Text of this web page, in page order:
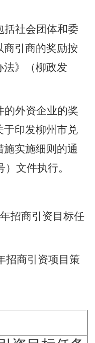
括社会团体和委
引商的奖励按
法》（柳政发
的外资企业的奖
于印发柳州市兑
实施细则的通
）文件执行。
年招商引资目标任
招商引资项目策